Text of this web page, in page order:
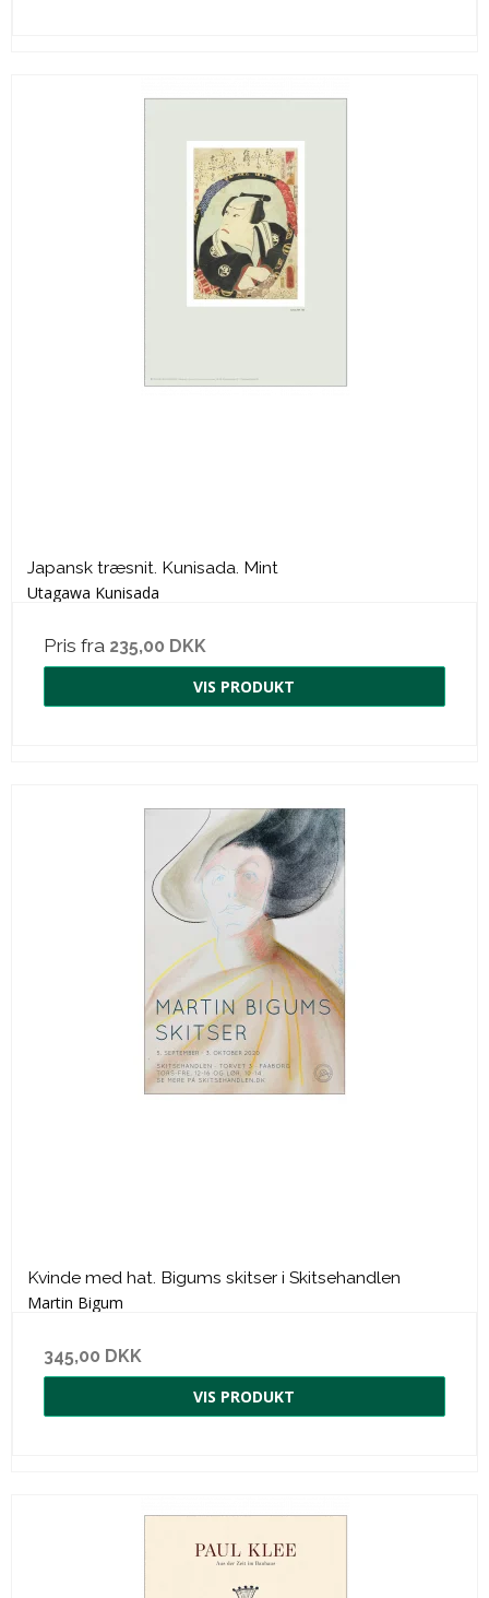
Japansk træsnit. Kunisada. Mint
Utagawa Kunisada
Pris fra 235,00 DKK
VIS PRODUKT
Kvinde med hat. Bigums skitser i Skitsehandlen
Martin Bigum
345,00 DKK
VIS PRODUKT